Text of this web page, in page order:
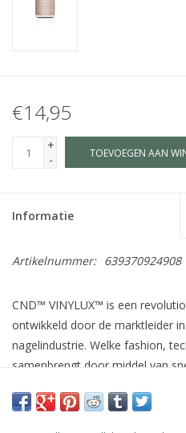
€14,95
+
-
TOEVOEGEN AAN
Informatie
Artikelnummer: 639370924908
CND™ VINYLUX™ is een
ontwikkeld door de marktleider
nagelindustrie. Welke fashion,
samenbrengt door middel van
natuurlijke nagel zoals Jojoba